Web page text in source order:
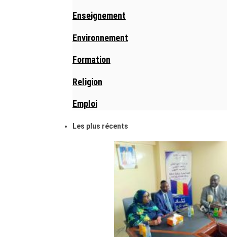
Enseignement
Environnement
Formation
Religion
Emploi
Les plus récents